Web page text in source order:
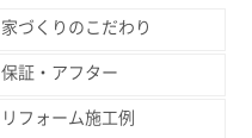
家づくりのこだわり
保証・アフター
リフォーム施工例